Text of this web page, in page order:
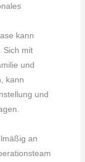
kann
Sich mit
und
kann
und
an